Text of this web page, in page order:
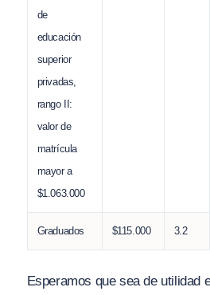
de
educación
superior
privadas,
rango II:
valor de
matrícula
mayor a
$1.063.000
Graduados $115.000 3.2
Esperamos que sea de utilidad